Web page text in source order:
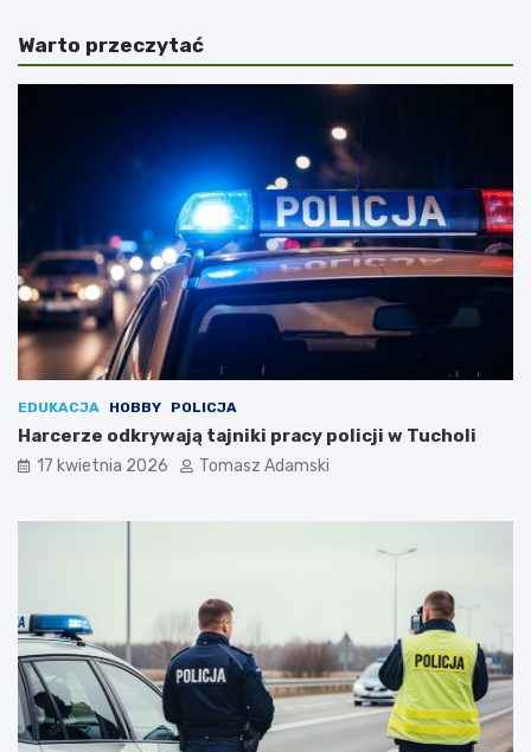
Warto przeczytać
EDUKACJA HOBBY POLICJA
Harcerze odkrywają tajniki pracy policji w Tucholi
17 kwietnia 2026 Tomasz Adamski